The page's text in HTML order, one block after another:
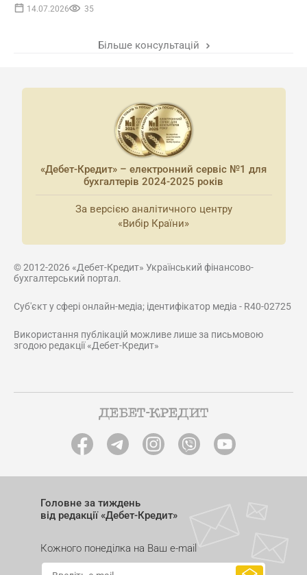
14.07.2026 35
Більше консультацій
«Дебет-Кредит» – електронний сервіс №1 для
бухгалтерів 2024-2025 років
За версією аналітичного центру
«Вибір Країни»
© 2012-2026 «Дебет-Кредит» Український фінансово-
бухгалтерський портал.
Суб'єкт у сфері онлайн-медіа; ідентифікатор медіа - R40-02725
Використання публікацій можливе лише за письмовою
згодою редакції «Дебет-Кредит»
Головне за тиждень
від редакції «Дебет-Кредит»
Кожного понеділка на Ваш e-mail